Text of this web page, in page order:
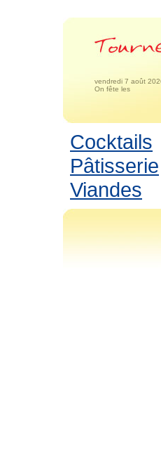
vendredi 7 août
On fête les
Cocktails
Pâtisserie
Viandes